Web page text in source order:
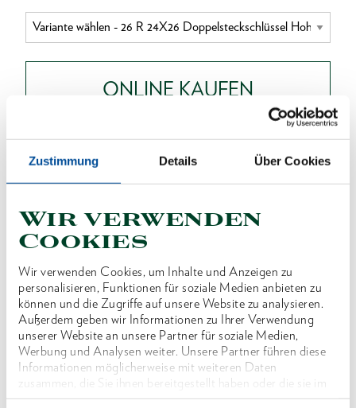
Zustimmung Details Über Cookies
Wir verwenden
Cookies
Wir verwenden Cookies, um Inhalte und Anzeigen zu
personalisieren, Funktionen für soziale Medien anbieten zu
können und die Zugriffe auf unsere Website zu analysieren.
Außerdem geben wir Informationen zu Ihrer Verwendung
unserer Website an unsere Partner für soziale Medien,
Werbung und Analysen weiter. Unsere Partner führen diese
Informationen möglicherweise mit weiteren Daten
zusammen, die Sie ihnen bereitgestellt haben oder die sie im
Rahmen Ihrer Nutzung der Dienste gesammelt haben. Unsere
ONLINE KAUFEN
HÄNDLER FINDEN
Produktlinie EAN4010886621257
Produktbeschreibung
Ausführung nach DIN 896, Form B, ISO 2236, ISO
1085
Mit Hohlschaft, aus Stahlrohr, DIN 2391 nahtlos,
gehärtet, aus Werkstoff C35, verchromt
Mit Bohrung für Drehstifte No. 26 D und No. 26
RS (bitte separat bestellen)